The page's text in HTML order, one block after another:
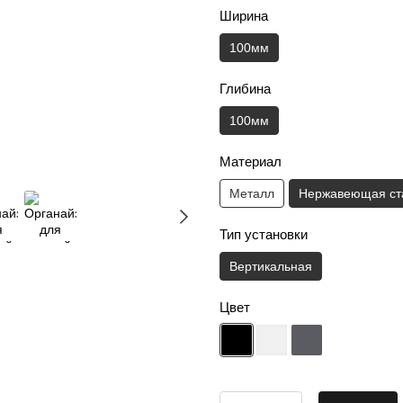
Ширина
100мм
Глибина
100мм
Материал
Металл Нержавеющая
Тип установки
Вертикальная
Цвет